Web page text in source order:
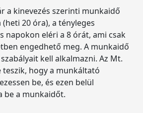
a kinevezés szerinti munkaidő
20 óra), a tényleges
napokon eléri a 8 órát, ami csak
engedhető meg. A munkaidő
kell alkalmazni. Az Mt.
teszik, hogy a munkáltató
be, és ezen belül
be a munkaidőt.